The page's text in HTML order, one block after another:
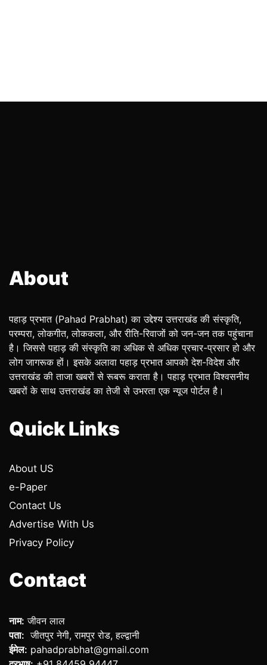
About
पहाड़ प्रभात (Pahad Prabhat) का उद्देश्य उत्तराखंड की संस्कृति,
परम्परा, लोकगीत, लोककला, और रीति-रिवाजों को जन-जन तक पहुंचाना
है। जिससे पहाड़ की संस्कृति का अधिक से अधिक प्रचार-प्रसार हो और
लोग जागरूक हों। इसके अलावा पहाड़ प्रभात आपको देश-विदेश और
उत्तराखंड की ताजा खबरों से रूबरू कराता है। पहाड़ प्रभात विश्वसनीय
खबरों के साथ उत्तराखंड का तेजी से उभरता एक न्यूज पोर्टल है।
Quick Links
About US
e-Paper
Contact Us
Advertise With Us
Privacy Policy
Contact
नाम: जीवन लाल
पता: जीतपुर नेगी, रामपुर रोड, हल्द्वानी
ईमेल: pahadprabhat@gmail.com